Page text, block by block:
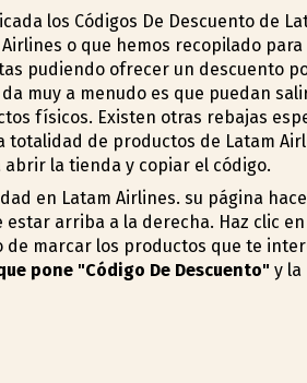
los Códigos De Descuento de
o que hemos recopilado
pudiendo ofrecer un descuento
muy a menudo es que puedan
físicos. Existen otras rebajas
de productos de Latam
abrir la tienda y copiar el código.
en Latam Airlines. su página
arriba a la derecha. Haz clic
marcar los productos que te
pone "Código De Descuento"y la